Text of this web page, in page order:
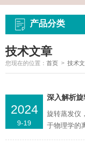
产品分类
技术文章
您现在的位置：首页 >技术
2024
9-19
深入解析
旋转蒸发仪
于物理学的